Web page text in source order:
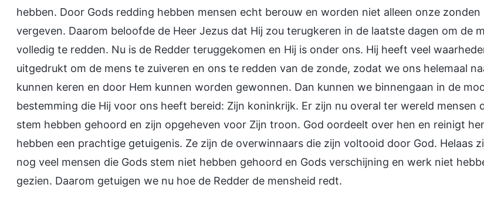
hebben. Door Gods redding hebben mensen echt berouw en worden niet alleen onze zonden
vergeven. Daarom beloofde de Heer Jezus dat Hij zou terugkeren in de laatste dagen om de
volledig te redden. Nu is de Redder teruggekomen en Hij is onder ons. Hij heeft veel
uitgedrukt om de mens te zuiveren en ons te redden van de zonde, zodat we ons helemaal
kunnen keren en door Hem kunnen worden gewonnen. Dan kunnen we binnengaan in de
bestemming die Hij voor ons heeft bereid: Zijn koninkrijk. Er zijn nu overal ter wereld mensen
stem hebben gehoord en zijn opgeheven voor Zijn troon. God oordeelt over hen en reinigt
hebben een prachtige getuigenis. Ze zijn de overwinnaars die zijn voltooid door God. Helaas
nog veel mensen die Gods stem niet hebben gehoord en Gods verschijning en werk niet
gezien. Daarom getuigen we nu hoe de Redder de mensheid redt.